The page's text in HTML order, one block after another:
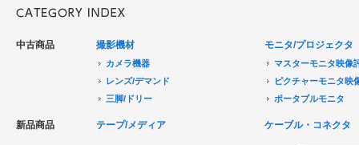
中古商品 撮影機材
カメラ機器
レンズ/デマンド
三脚/ドリー
モニタ/プロジェクタ
マスターモニタ映像
ピクチャーモニタ映
ポータブルモニタ
新品商品 テープ/メディア ケーブル・コネクタ